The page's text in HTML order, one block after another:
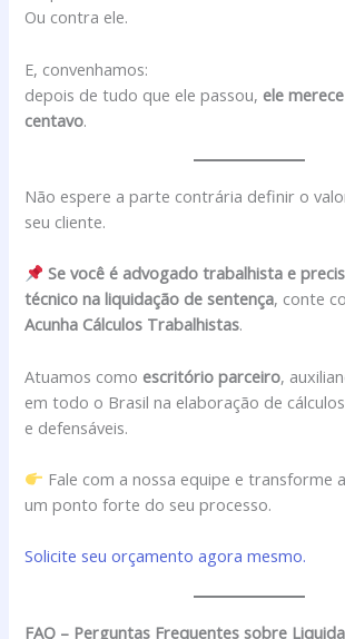
Ou contra ele.
E, convenhamos:
depois de tudo que ele passou, ele
centavo.
Não espere a parte contrária definir o
seu cliente.
Se você é advogado trabalhista e
técnico na liquidação de sentença, conte
Acunha Cálculos Trabalhistas.
Atuamos como escritório parceiro,
em todo o Brasil na elaboração de
e defensáveis.
Fale com a nossa equipe e transforme
um ponto forte do seu processo.
Solicite seu orçamento agora mesmo.
FAQ – Perguntas Frequentes sobre